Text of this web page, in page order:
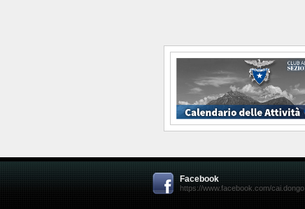
Facebook
https://www.facebook.com/cai.dongo